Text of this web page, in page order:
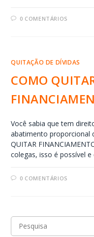
0 COMENTÁRIOS
QUITAÇÃO DE DÍVIDAS
COMO
Você sabia que tem
abatimento proporcional
QUITAR
colegas, isso é possível
0 COMENTÁRIOS